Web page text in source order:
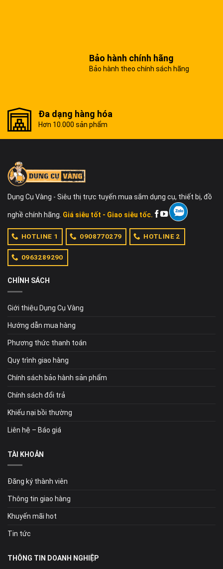
Bảo hành chính hãng
Bảo hành theo chính sách hãng
Đa dạng hàng hóa
Hơn 10.000 sản phẩm
Dụng Cụ Vàng - Siêu thị trực tuyến mua sắm dụng cụ, thiết bị, đồ
nghề chính hãng. Giá siêu tốt - Giao siêu tốc.
HOTLINE 1 0908770279 HOTLINE 2
0963289290
CHÍNH SÁCH
Giới thiệu Dụng Cụ Vàng
Hướng dẫn mua hàng
Phương thức thanh toán
Quy trình giao hàng
Chính sách bảo hành sản phẩm
Chính sách đổi trả
Khiếu nại bồi thường
Liên hệ – Báo giá
TÀI KHOẢN
Đăng ký thành viên
Thông tin giao hàng
Khuyến mãi hot
Tin tức
THÔNG TIN DOANH NGHIỆP